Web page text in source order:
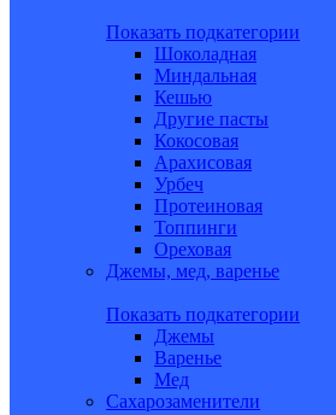
Показать подкатегории
Шоколадная
Миндальная
Кешью
Другие пасты
Кокосовая
Арахисовая
Урбеч
Протеиновая
Топпинги
Ореховая
Джемы, мед, варенье
Показать подкатегории
Джемы
Варенье
Мед
Сахарозаменители